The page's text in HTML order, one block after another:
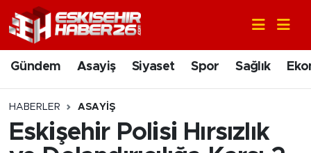
Gündem Asayiş Siyaset Spor Sağlık
HABERLER ASAYIŞ
Eskişehir Polisi Hırsızlık
Gündem
Asayiş
Siyaset
Nöbetçi Eczaneler
Hava Durumu
Trafik Durumu